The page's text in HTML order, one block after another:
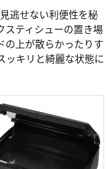
逃せない利便性を秘
スティシューの置き場
の上が散らかったりす
ッキリと綺麗な状態に